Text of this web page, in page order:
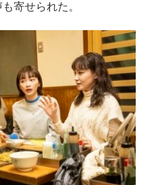
寄せられた。